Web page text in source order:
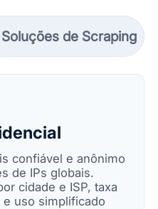
Soluções de Scraping
confiável e anônimo
de IPs globais.
cidade e ISP, taxa
uso simplificado